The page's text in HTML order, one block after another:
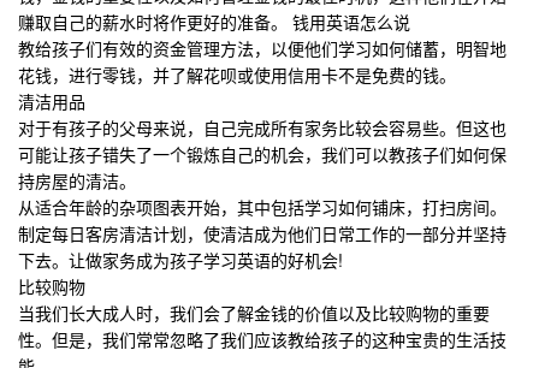
赚取自己的薪水时将作更好的准备。
钱用英语怎么说
教给孩子们有效的资金管理方法，以便他们学习如何储蓄，明智地
花钱，进行零钱，并了解花呗或使用信用卡不是免费的钱。
清洁用品
对于有孩子的父母来说，自己完成所有家务比较会容易些。但这也
可能让孩子错失了一个锻炼自己的机会，我们可以教孩子们如何保
持房屋的清洁。
从适合年龄的杂项图表开始，其中包括学习如何铺床，打扫房间。
制定每日客房清洁计划，使清洁成为他们日常工作的一部分并坚持
下去。让做家务成为孩子学习英语的好机会!
比较购物
当我们长大成人时，我们会了解金钱的价值以及比较购物的重要
性。但是，我们常常忽略了我们应该教给孩子的这种宝贵的生活技